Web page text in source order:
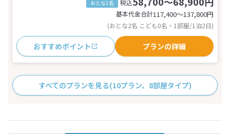
おとな1名 税込
基本代金合計117,400〜137,800円
(おとな2名 こども0名・1部屋/1泊2日)
おすすめポイント プランの詳細
すべてのプランを見る(10プラン、8部屋タイプ)